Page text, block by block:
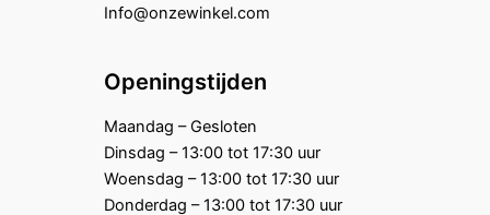
Info@onzewinkel.com
Openingstijden
Maandag – Gesloten
Dinsdag – 13:00 tot 17:30 uur
Woensdag – 13:00 tot 17:30 uur
Donderdag – 13:00 tot 17:30 uur